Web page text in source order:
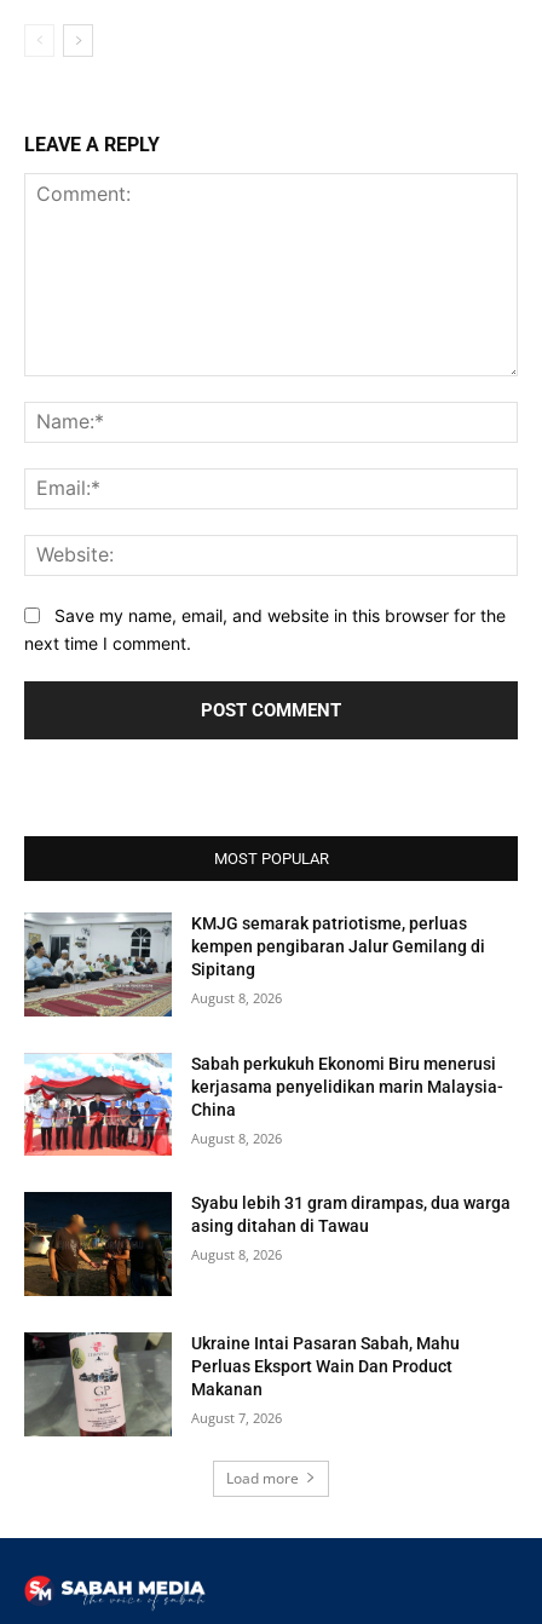
LEAVE A REPLY
Save my name, email, and website in this browser for the
next time I comment.
MOST POPULAR
KMJG semarak patriotisme, perluas
kempen pengibaran Jalur Gemilang di
Sipitang
August 8, 2026
Sabah perkukuh Ekonomi Biru menerusi
kerjasama penyelidikan marin Malaysia-
China
August 8, 2026
Syabu lebih 31 gram dirampas, dua warga
asing ditahan di Tawau
August 8, 2026
Ukraine Intai Pasaran Sabah, Mahu
Perluas Eksport Wain Dan Product
Makanan
August 7, 2026
Load more